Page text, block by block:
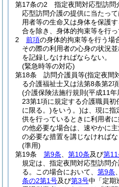
第17条の2
指定夜間対応型訪問
応型訪問介護の提供に当たっ
用者等の生命又は身体を保護
合を除き、身体的拘束等を行っ
2
前項の身体的拘束等を行う場
その際の利用者の心身の状況
を記録しなければならない。
(緊急時等の対応)
第18条
訪問介護員等(指定夜間
る介護福祉士又は法第8条第2
(介護保険法施行規則 (平成11年
23第1項に規定する介護職員
に限る。)をいう。)は、現に指
供を行っているときに利用者
の他必要な場合は、速やかに
の必要な措置を講じなければな
(準用)
第19条
第9条 第10条及び第
規定は、指定夜間対応型訪問
る。
この場合において、 第9条
条の2第1号及び第3号中「定期